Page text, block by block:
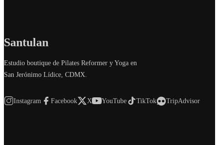
Santulan
Estudio boutique de Pilates Reformer y Yoga en
San Jerónimo Lídice, CDMX.
Instagram Facebook X YouTube TikTok TripAdvisor